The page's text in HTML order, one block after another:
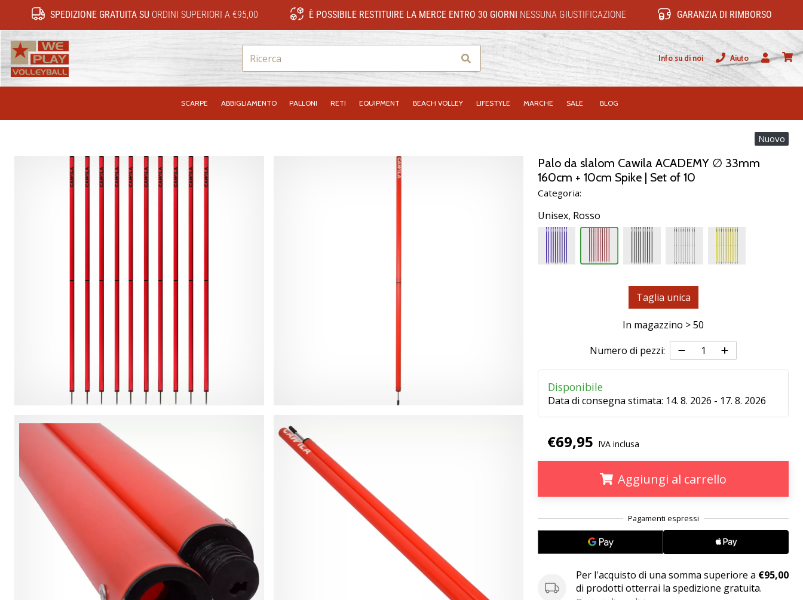
SPEDIZIONE GRATUITA SU ORDINI SUPERIORI A €95,00 È POSSIBILE RESTITUIRE LA MERCE ENTRO 30 GIORNI NESSUNA GIUSTIFICAZIONE GARANZIA DI RIMBORSO
Ricerca Info su di noi
Aiuto
Utente
SCARPE ABBIGLIAMENTO PALLONI RETI EQUIPMENT BEACH VOLLEY LIFESTYLE MARCHE SALE BLOG
Nuovo
Palo da slalom Cawila ACADEMY ∅ 33mm
160cm + 10cm Spike | Set of 10
Categoria:
Unisex, Rosso
Taglia unica
In magazzino > 50
Numero di pezzi:
Disponibile
Data di consegna stimata: 14. 8. 2026 - 17. 8. 2026
€69,95 IVA inclusa
Aggiungi al carrello
Per l'acquisto di una somma superiore a €95,00
di prodotti otterrai la spedizione gratuita.